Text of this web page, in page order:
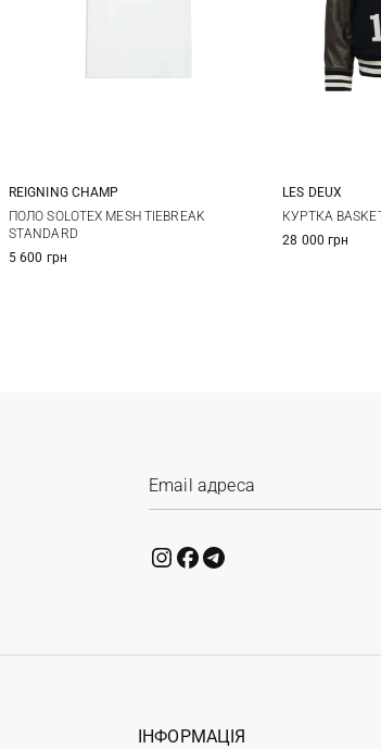
M L XL
REIGNING CHAMP
ПОЛО SOLOTEX MESH TIEBREAK
STANDARD
5 600 грн
M
LES DEUX
КУРТКА
28 000 грн
ІНФОРМАЦІЯ